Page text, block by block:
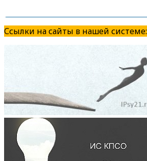
Ссылки на сайты в нашей системе: